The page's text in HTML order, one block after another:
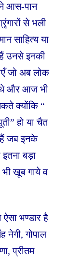
आस-पान
से भली
साहित्य या
उनसे इनकी
जो अब लोक
थे और आज भी
क्योंकि “
हो या चैत
हैं जब इनके
बड़ा
भी खूब गाये व
भण्डार है
नेगी, गोपाल
प्रीतम